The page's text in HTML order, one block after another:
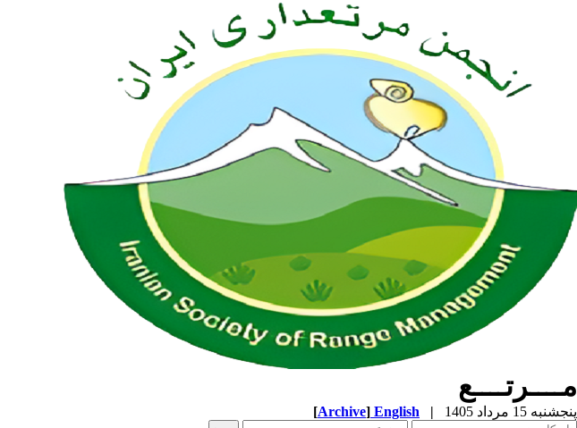
مــــرتــــع
پنجشنبه 15 مرداد 1405 |
English
[Archive]